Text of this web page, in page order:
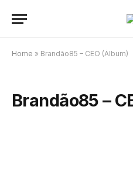
Home » Brandão85 – CEO (Álbum)
Brandão85 –